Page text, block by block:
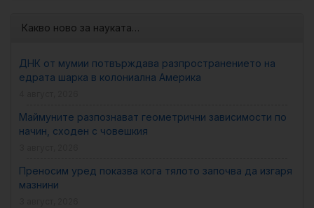
Какво ново за науката…
ДНК от мумии потвърждава разпространението на
едрата шарка в колониална Америка
Маймуните разпознават геометрични зависимости по
начин, сходен с човешкия
Преносим уред показва кога тялото започва да изгаря
мазнини